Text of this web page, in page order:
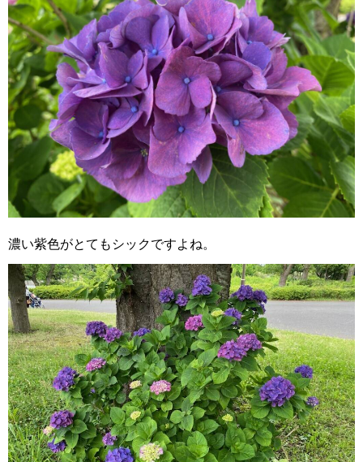
濃い紫色がとてもシックですよね。